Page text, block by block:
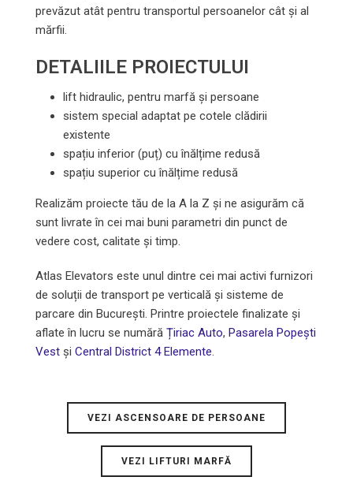
prevăzut atât pentru transportul persoanelor cât și al
mărfii.
DETALIILE PROIECTULUI
lift hidraulic, pentru marfă și persoane
sistem special adaptat pe cotele clădirii
existente
spațiu inferior (puț) cu înălțime redusă
spațiu superior cu înălțime redusă
Realizăm proiecte tău de la A la Z și ne asigurăm că
sunt livrate în cei mai buni parametri din punct de
vedere cost, calitate și timp.
Atlas Elevators este unul dintre cei mai activi furnizori
de soluții de transport pe verticală și sisteme de
parcare din Bucureşti. Printre proiectele finalizate și
aflate în lucru se numără Țiriac Auto, Pasarela Popeşti
Vest și Central District 4 Elemente
VEZI ASCENSOARE DE PERSOANE
VEZI LIFTURI MARFĂ